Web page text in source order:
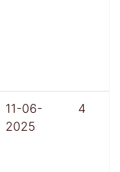
11-06-
2025
4